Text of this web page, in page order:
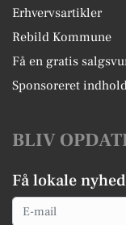
Erhvervsartikler
Rebild Kommune
Få en gratis
Sponsoreret
BLIV
Få lokale
Email